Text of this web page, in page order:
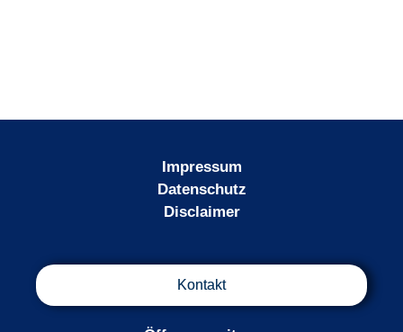
Impressum
Datenschutz
Disclaimer
Kontakt